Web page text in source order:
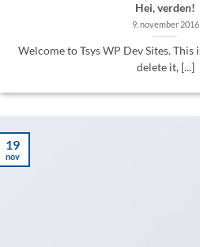
Hei, verden!
9. november 2016
Welcome to Tsys WP Dev Sites.
delete it, [...]
19
nov